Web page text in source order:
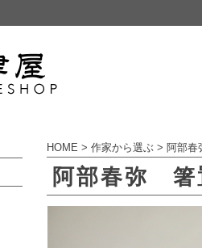
HOME > 作家から選ぶ > 阿部春
阿部春弥 箸